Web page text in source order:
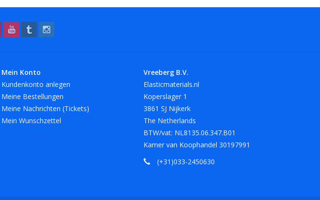
Mein Konto
Kundenkonto anlegen
Meine Bestellungen
Meine Nachrichten (Tickets)
Mein Wunschzettel
Vreeberg B.V.
Elasticmaterials.nl
Koperslager 1
3861 SJ Nijkerk
The Netherlands
BTW/vat: NL8135.06.347.B01
Kamer van Koophandel 30197991
(+31)033-2450630